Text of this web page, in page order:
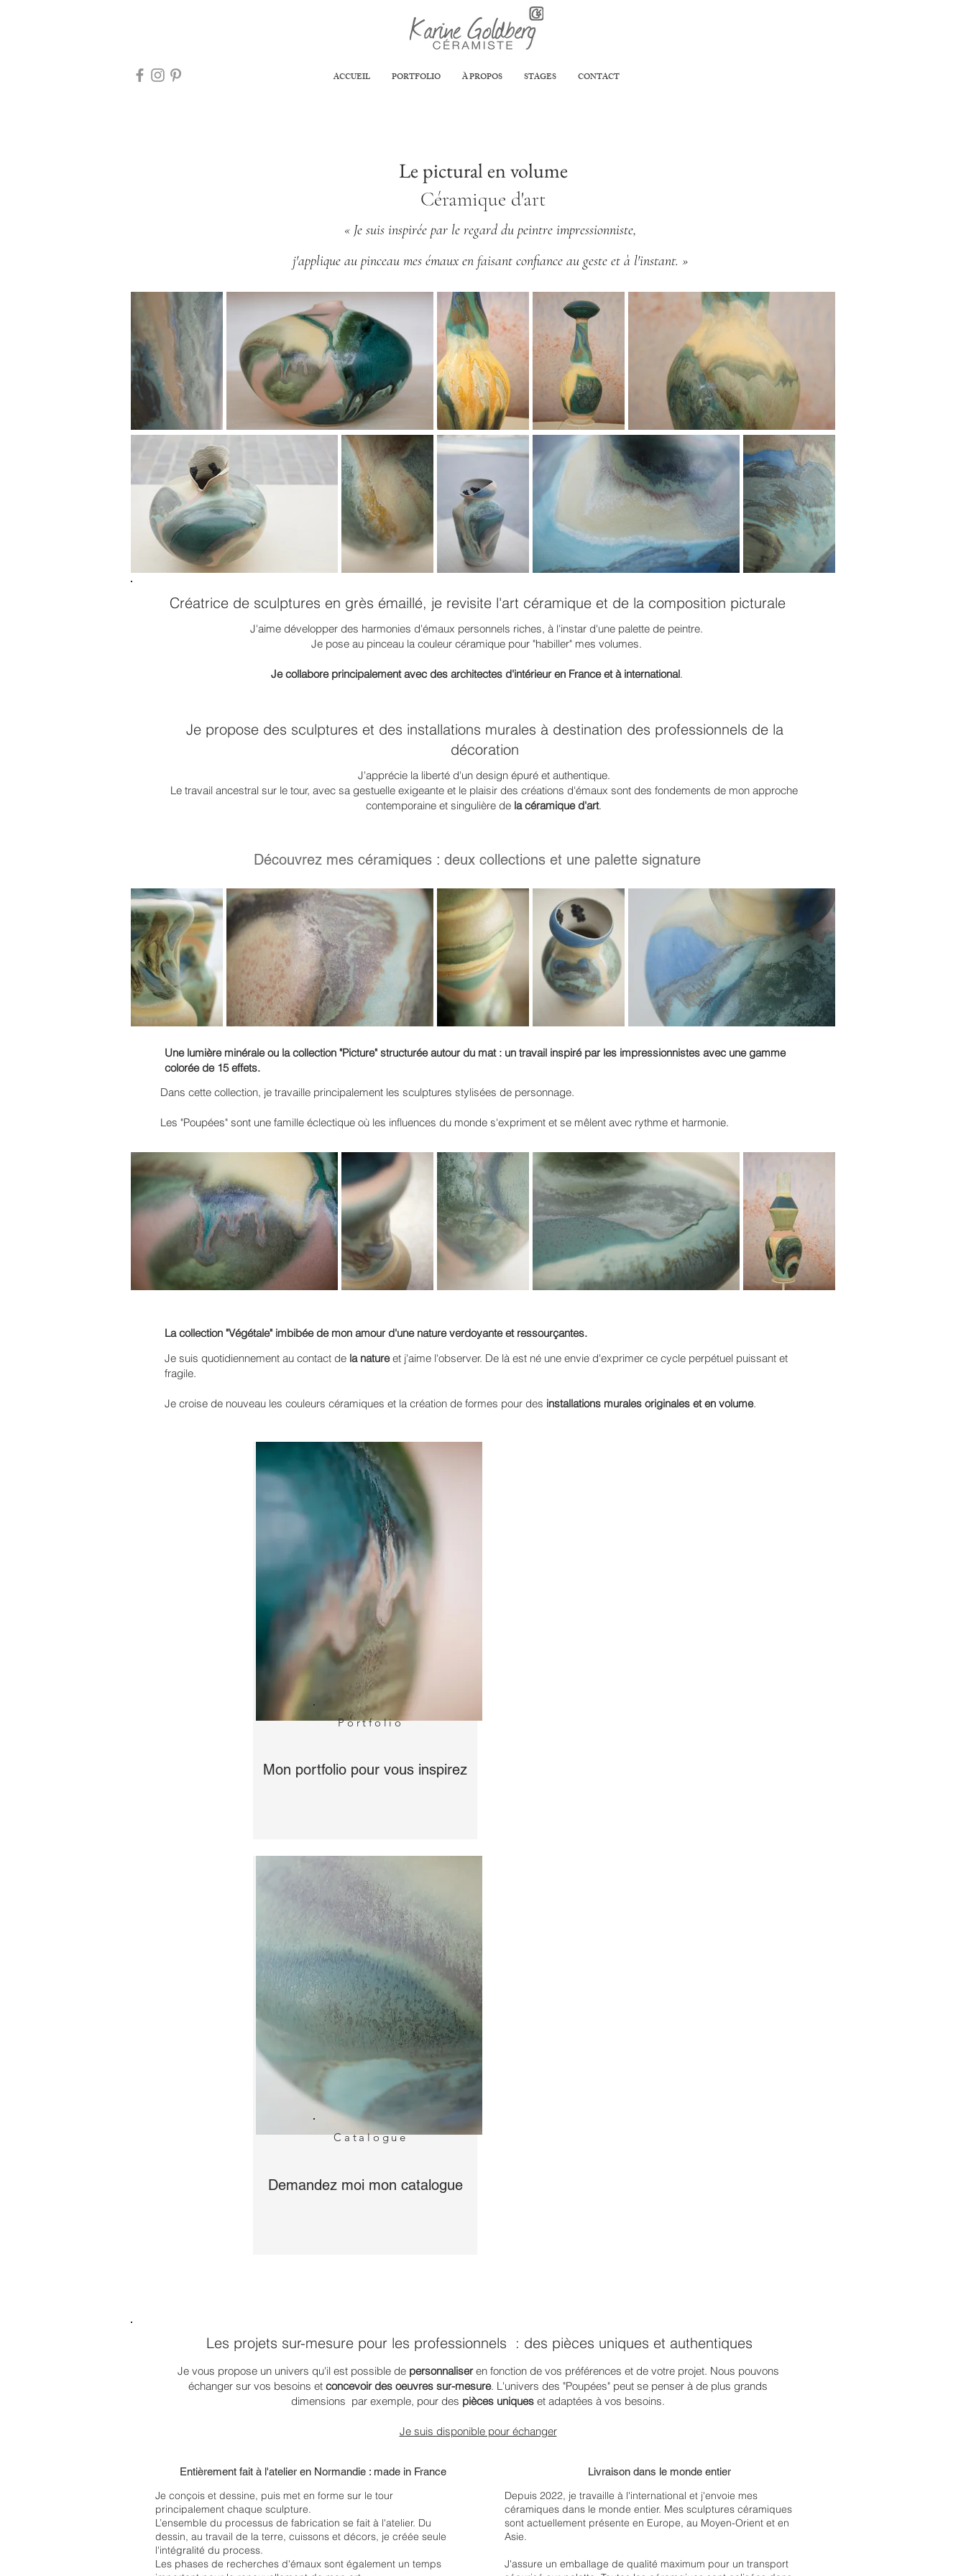
ACCUEIL PORTFOLIO À PROPOS STAGES CONTACT
Le pictural en volume
Céramique d'art
« Je suis inspirée par le regard du peintre impressionniste,
j'applique au pinceau mes émaux en faisant confiance au geste et à l'instant. »
Créatrice de sculptures en grès émaillé, je revisite l'art céramique et de la composition picturale
J'aime développer des harmonies d'émaux personnels riches, à l'instar d'une palette de peintre.
Je pose au pinceau la couleur céramique pour "habiller" mes volumes.
Je collabore principalement avec des architectes d'intérieur en France et à international.
Je propose des sculptures et des installations murales à destination des professionnels de la
décoration
J'apprécie la liberté d'un design épuré et authentique.
Le travail ancestral sur le tour, avec sa gestuelle exigeante et le plaisir des créations d'émaux sont des fondements de mon approche
contemporaine et singulière de la céramique d'art.
Découvrez mes céramiques : deux collections et une palette signature
Une lumière minérale ou la collection "Picture" structurée autour du mat : un travail inspiré par les impressionnistes avec une gamme
colorée de 15 effets.
Dans cette collection, je travaille principalement les sculptures stylisées de personnage.
Les "Poupées" sont une famille éclectique où les influences du monde s'expriment et se mêlent avec rythme et harmonie.
La collection "Végétale" imbibée de mon amour d'une nature verdoyante et ressourçantes.
Je suis quotidiennement au contact de la natureet j'aime l'observer. De là est né une envie d'exprimer ce cycle perpétuel puissant et
fragile.
Je croise de nouveau les couleurs céramiques et la création de formes pour des installations murales originales et en volume.
Portfolio
Mon portfolio pour vous inspirez
Catalogue
Demandez moi mon catalogue
Les projets sur-mesure pour les professionnels : des pièces uniques et authentiques
Je vous propose un univers qu'il est possible de personnaliseren fonction de vos préférences et de votre projet. Nous pouvons
échanger sur vos besoins et concevoir des oeuvres sur-mesure. L'univers des "Poupées" peut se penser à de plus grands
dimensions par exemple, pour des pièces uniques et adaptées à vos besoins.
Je suis disponible pour échanger
Entièrement fait à l'atelier en Normandie : made in France
Je conçois et dessine, puis met en forme sur le tour
principalement chaque sculpture.
L’ensemble du processus de fabrication se fait à l'atelier. Du
dessin, au travail de la terre, cuissons et décors, je créée seule
l'intégralité du process.
Les phases de recherches d'émaux sont également un temps
Livraison dans le monde entier
Depuis 2022, je travaille à l'international et j'envoie mes
céramiques dans le monde entier. Mes sculptures céramiques
sont actuellement présente en Europe, au Moyen-Orient et en
Asie.
J'assure un emballage de qualité maximum pour un transport